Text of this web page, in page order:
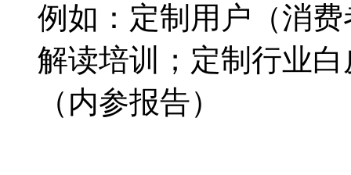
例如：定制用户（消
解读培训；定制行业
（内参报告）